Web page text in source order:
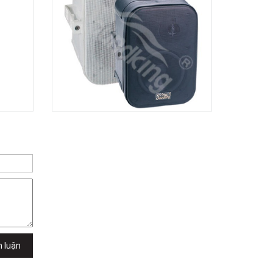
102Q Đường An Dương Vương,
Phường An Đông, TPHCM, Quận 5, Hồ
Chí Minh
Việt Thương Music - 289 Vành Đai
Trong
289 Vành Đai Trong, Phường An Lạc,
TPHCM, Quận Bình Tân, Hồ Chí Minh
Việt Thương Music - 94 Láng Hạ
Số 94 Láng Hạ, Phường Láng, Hà Nội,
luận